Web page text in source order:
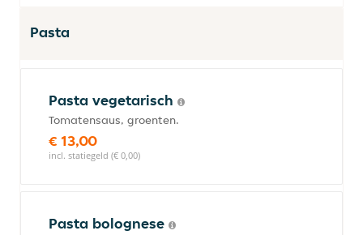
Pasta
Pasta vegetarisch
Tomatensaus, groenten.
€ 13,00
incl. statiegeld (€ 0,00)
Pasta bolognese